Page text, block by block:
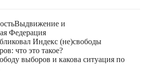
Выдвижение и
Федерация
Индекс (не)свободы
что это такое?
выборов и какова ситуация по